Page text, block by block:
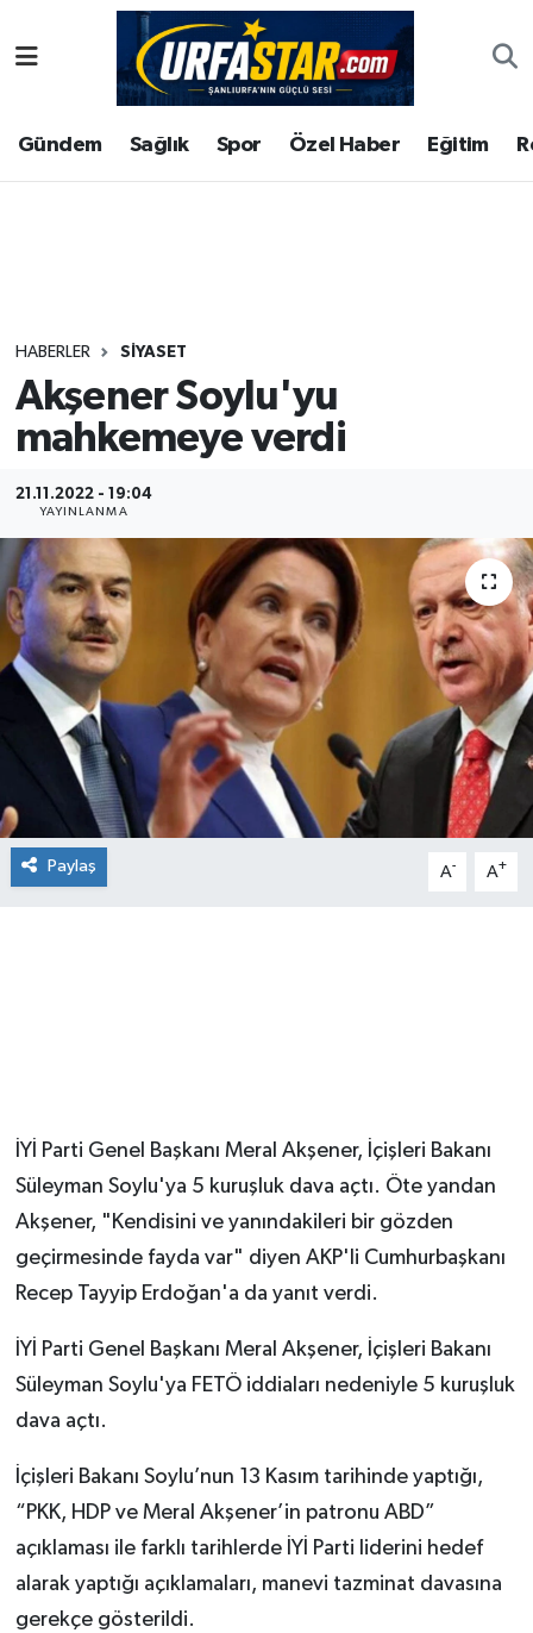
Gündem Sağlık Spor Özel Haber Eğitim
HABERLER SIYASET
Akşener Soylu'yu
mahkemeye verdi
21.11.2022 - 19:04
YAYINLANMA
Paylaş A- A+
İYİ Parti Genel Başkanı Meral Akşener, İçişleri Bakanı
Süleyman Soylu'ya 5 kuruşluk dava açtı. Öte yandan
Akşener, "Kendisini ve yanındakileri bir gözden
geçirmesinde fayda var" diyen AKP'li Cumhurbaşkanı
Recep Tayyip Erdoğan'a da yanıt verdi.
İYİ Parti Genel Başkanı Meral Akşener, İçişleri Bakanı
Süleyman Soylu'ya FETÖ iddiaları nedeniyle 5 kuruşluk
dava açtı.
İçişleri Bakanı Soylu’nun 13 Kasım tarihinde yaptığı,
“PKK, HDP ve Meral Akşener’in patronu ABD”
açıklaması ile farklı tarihlerde İYİ Parti liderini hedef
alarak yaptığı açıklamaları, manevi tazminat davasına
gerekçe gösterildi.
ASAYİS
ÇEVRE
Gündem
Kültür
Magazin
Şanlıurfa Nöbetçi Eczaneler
Şanlıurfa Hava Durumu
Tüm Manşetler
Son Dakika Haberleri
Haber Arşivi